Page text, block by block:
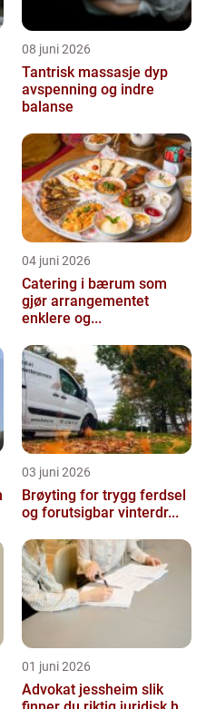
08 juni 2026
Tantrisk massasje dyp
avspenning og indre
balanse
04 juni 2026
Catering i bærum som
gjør arrangementet
enklere og...
03 juni 2026
Brøyting for trygg ferdsel
og forutsigbar vinterdr...
01 juni 2026
Advokat jessheim slik